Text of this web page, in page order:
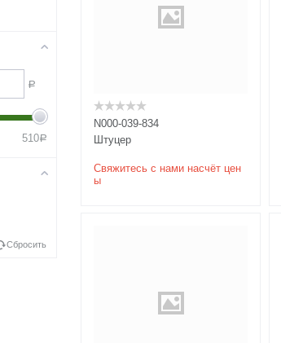
N000-039-834
Штуцер
Свяжитесь с нами насчёт цен
ы
Р
510Р
Сбросить